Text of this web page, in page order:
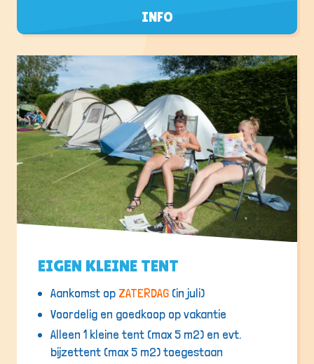
INFO
EIGEN KLEINE TENT
Aankomst op ZATERDAG (in juli)
Voordelig en goedkoop op vakantie
Alleen 1 kleine tent (max 5 m2) en evt.
bijzettent (max 5 m2) toegestaan